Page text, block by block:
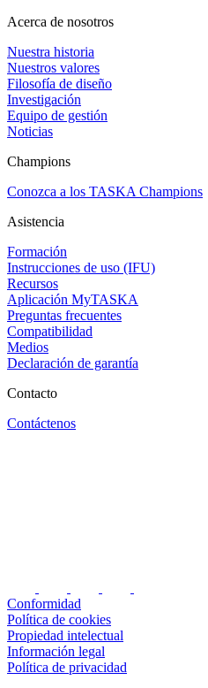
Acerca de nosotros
Nuestra historia
Nuestros valores
Filosofía de diseño
Investigación
Equipo de gestión
Noticias
Champions
Conozca a los TASKA Champions
Asistencia
Formación
Instrucciones de uso (IFU)
Recursos
Aplicación MyTASKA
Preguntas frecuentes
Compatibilidad
Medios
Declaración de garantía
Contacto
Contáctenos
Conformidad
Política de cookies
Propiedad intelectual
Información legal
Política de privacidad